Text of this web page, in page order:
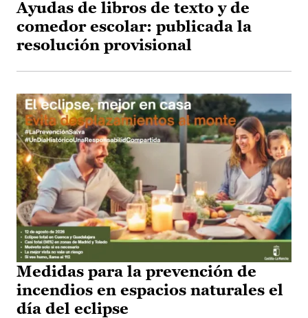
Ayudas de libros de texto y de
comedor escolar: publicada la
resolución provisional
Medidas para la prevención de
incendios en espacios naturales el
día del eclipse